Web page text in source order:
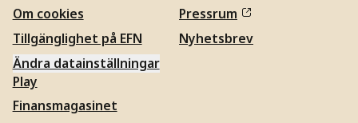
Om cookies
Tillgänglighet på EFN
Ändra datainställningar
Pressrum
Nyhetsbrev
Play
Finansmagasinet